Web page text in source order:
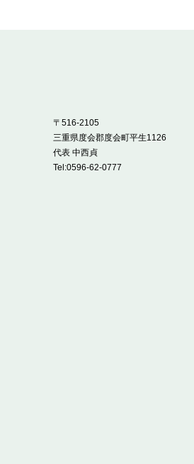
〒516-2105
三重県度会郡度会町平生1126
代表 中西貞
Tel:0596-62-0777